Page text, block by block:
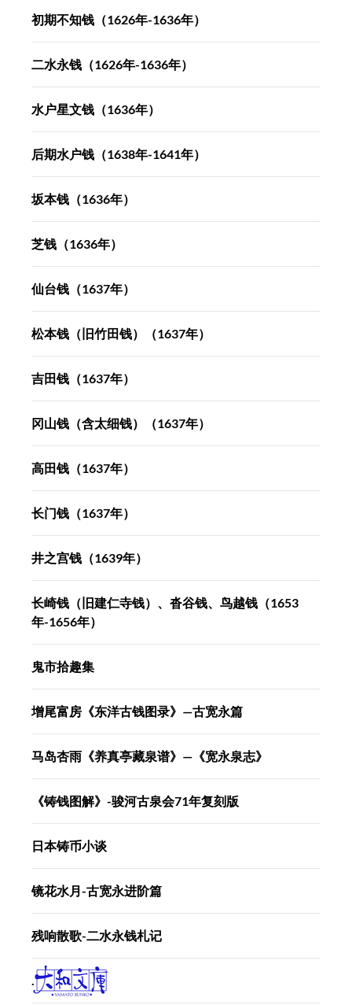
初期不知钱（1626年-1636年）
二水永钱（1626年-1636年）
水户星文钱（1636年）
后期水户钱（1638年-1641年）
坂本钱（1636年）
芝钱（1636年）
仙台钱（1637年）
松本钱（旧竹田钱）（1637年）
吉田钱（1637年）
冈山钱（含太细钱）（1637年）
高田钱（1637年）
长门钱（1637年）
井之宫钱（1639年）
长崎钱（旧建仁寺钱）、沓谷钱、鸟越钱（1653
年-1656年）
鬼市拾趣集
增尾富房《东洋古钱图录》—古宽永篇
马岛杏雨《养真亭藏泉谱》—《宽永泉志》
《铸钱图解》-骏河古泉会71年复刻版
日本铸币小谈
镜花水月-古宽永进阶篇
残响散歌-二水永钱札记
.